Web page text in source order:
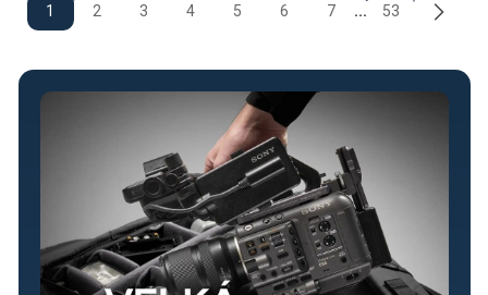
1
2 3 4 5 6 7 ... 53